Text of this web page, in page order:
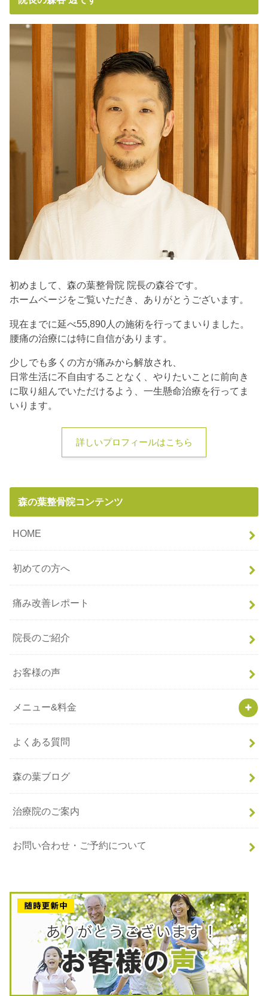
初めまして、森の葉整骨院 院長の森谷です。
ホームページをご覧いただき、ありがとうございます。
現在までに延べ55,890人の施術を行ってまいりました。
腰痛の治療には特に自信があります。
少しでも多くの方が痛みから解放され、
日常生活に不自由することなく、やりたいことに前向き
に取り組んでいただけるよう、一生懸命治療を行ってま
いります。
詳しいプロフィールはこちら
森の葉整骨院コンテンツ
HOME
初めての方へ
痛み改善レポート
院長のご紹介
お客様の声
メニュー&料金
よくある質問
森の葉ブログ
治療院のご案内
お問い合わせ・ご予約について